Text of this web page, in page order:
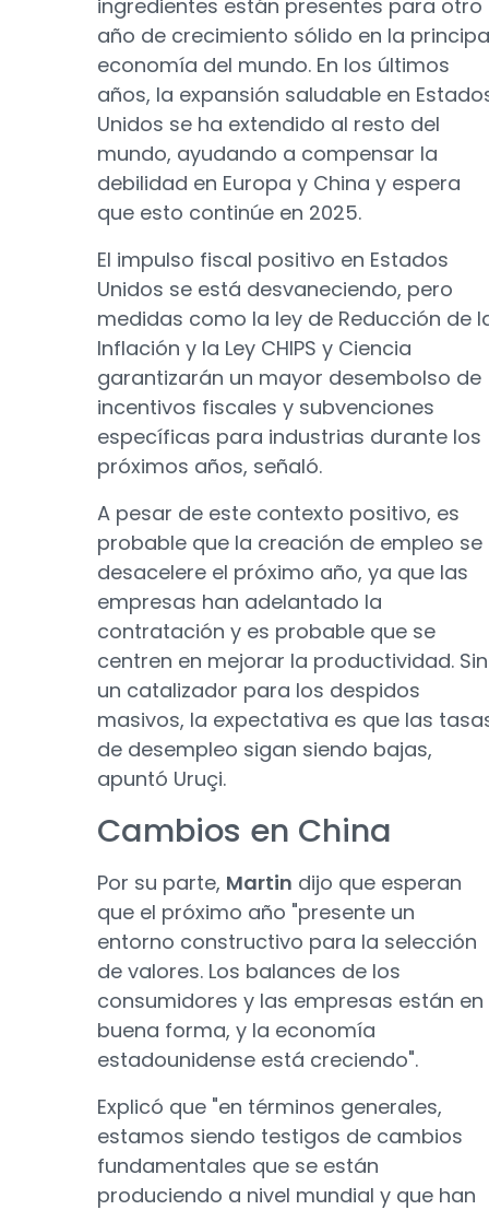
ingredientes están presentes para otro
año de crecimiento sólido en la
economía del mundo. En los últimos
años, la expansión saludable en
Unidos se ha extendido al resto del
mundo, ayudando a compensar la
debilidad en Europa y China y espera
que esto continúe en 2025.
El impulso fiscal positivo en Estados
Unidos se está desvaneciendo, pero
medidas como la ley de Reducción de
Inflación y la Ley CHIPS y Ciencia
garantizarán un mayor desembolso de
incentivos fiscales y subvenciones
específicas para industrias durante los
próximos años, señaló.
A pesar de este contexto positivo, es
probable que la creación de empleo se
desacelere el próximo año, ya que las
empresas han adelantado la
contratación y es probable que se
centren en mejorar la productividad. Sin
un catalizador para los despidos
masivos, la expectativa es que las
de desempleo sigan siendo bajas,
apuntó Uruçi.
Cambios en China
Por su parte, Martin dijo que esperan
que el próximo año "presente un
entorno constructivo para la selección
de valores. Los balances de los
consumidores y las empresas están en
buena forma, y ​​la economía
estadounidense está creciendo".
Explicó que "en términos generales,
estamos siendo testigos de cambios
fundamentales que se están
produciendo a nivel mundial y que han